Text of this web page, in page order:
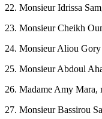
22. Monsieur Idrissa
23. Monsieur Cheikh
24. Monsieur Aliou Gory
25. Monsieur Abdoul
26. Madame Amy Mara,
27. Monsieur Bassirou